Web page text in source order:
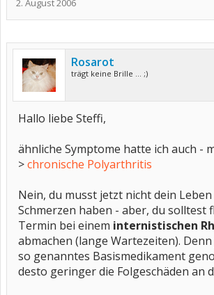
2. August 2006
Rosarot
trägt keine Brille ... ;)
Hallo liebe Steffi,
ähnliche Symptome hatte ich auch -
>chronische Polyarthritis
Nein, du musst jetzt nicht dein
Schmerzen haben - aber, du solltest
Termin bei einem internistischen
abmachen (lange Wartezeiten).
so genanntes Basismedikament
desto geringer die Folgeschäden an